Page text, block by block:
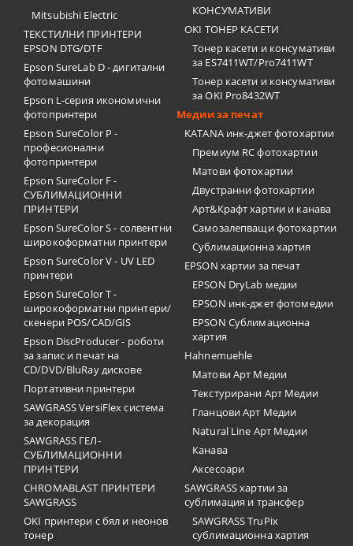
Mitsubishi Electric
ТЕКСТИЛНИ ПРИНТЕРИ
EPSON DTG/DTF
Epson SureLab D - дигитални
фотомашини
Epson L-серия икономични
фотопринтери
Epson SureColor P -
професионални
фотопринтери
Epson SureColor F -
СУБЛИМАЦИОННИ
ПРИНТЕРИ
Epson SureColor S - солвентни
широкоформатни принтери
Epson SureColor V - UV LED
принтери
Epson SureColor T -
широкоформатни принтери/
скенери POS/CAD/GIS
Epson DiscProducer - роботи
за запис и печат на
CD/DVD/BluRay дискове
Портативни принтери
SAWGRASS VersiFlex система
за декорация
SAWGRASS ГЕЛ-
СУБЛИМАЦИОННИ
ПРИНТЕРИ
CHROMABLAST ПРИНТЕРИ
SAWGRASS
OKI принтери с бял и неонов
тонер
КОНСУМАТИВИ
OKI ТОНЕР КАСЕТИ
Тонер касети и консумативи
за ES7411WT/Pro7411WT
Тонер касети и консумативи
за OKI Pro8432WT
Медии за печат
KATANA инк-джет фотохартии
Премиум RC фотохартии
Матови фотохартии
Двустранни фотохартии
Арт&Крафт хартии и канава
Самозалепващи фотохартии
Сублимационна хартия
EPSON хартии за печат
EPSON DryLab медии
EPSON инк-джет фотомедии
EPSON Сублимационна
хартия
Hahnemuehle
Матови Арт Медии
Текстурирани Арт Медии
Гланцови Арт Медии
Natural Line Арт Медии
Канава
Аксесоари
SAWGRASS хартии за
сублимация и трансфер
SAWGRASS TruPix
сублимационна хартия